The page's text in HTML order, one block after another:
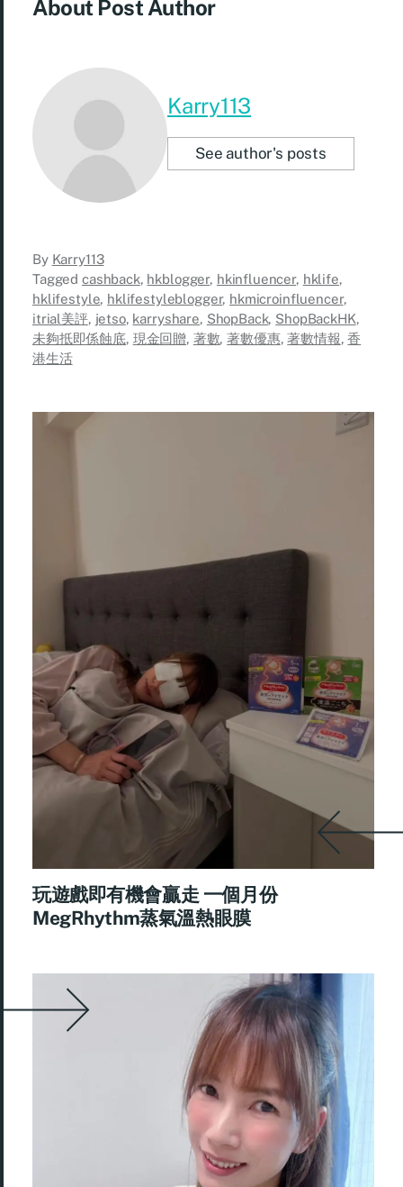
About Post Author
Karry113
See author's posts
By Karry113
Tagged cashback, hkblogger, hkinfluencer, hklife,
hklifestyle, hklifestyleblogger, hkmicroinfluencer,
itrial美評, jetso, karryshare, ShopBack, ShopBackHK,
未夠抵即係蝕底, 現金回贈, 著數,著數優惠,著數情報,香
港生活
玩遊戲即有機會贏走 一個月份
MegRhythm蒸氣溫熱眼膜